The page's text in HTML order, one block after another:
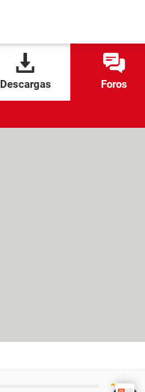
Descargas Foros